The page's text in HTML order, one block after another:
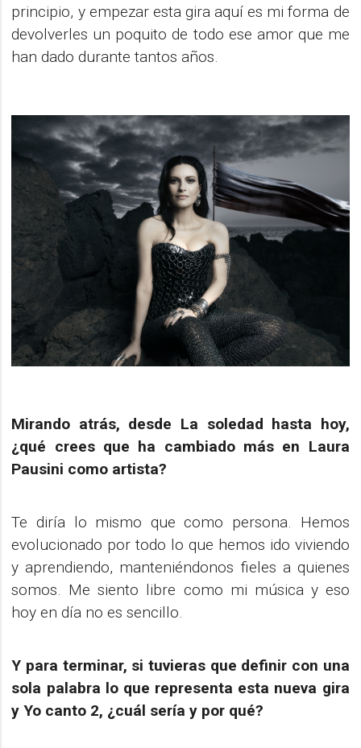
principio, y empezar esta gira aquí es mi forma de
devolverles un poquito de todo ese amor que me
han dado durante tantos años.
Mirando atrás, desde La soledad hasta hoy,
¿qué crees que ha cambiado más en Laura
Pausini como artista?
Te diría lo mismo que como persona. Hemos
evolucionado por todo lo que hemos ido viviendo
y aprendiendo, manteniéndonos fieles a quienes
somos. Me siento libre como mi música y eso
hoy en día no es sencillo.
Y para terminar, si tuvieras que definir con una
sola palabra lo que representa esta nueva gira
y Yo canto 2, ¿cuál sería y por qué?